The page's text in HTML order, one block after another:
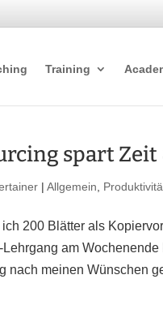
Training
spart Zeit
|Allgemein
200 Blätter als
am
nach meinen Wünschen